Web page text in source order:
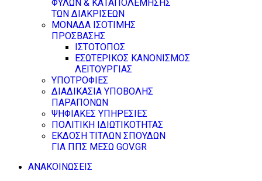
ΦΥΛΩΝ & ΚΑΤΑΠΟΛΕΜΗΣΗΣ
ΤΩΝ ΔΙΑΚΡΙΣΕΩΝ
ΜΟΝΑΔΑ ΙΣΟΤΙΜΗΣ
ΠΡΟΣΒΑΣΗΣ
ΙΣΤΟΤΟΠΟΣ
ΕΣΩΤΕΡΙΚΟΣ ΚΑΝΟΝΙΣΜΟΣ
ΛΕΙΤΟΥΡΓΙΑΣ
ΥΠΟΤΡΟΦΙΕΣ
ΔΙΑΔΙΚΑΣΙΑ ΥΠΟΒΟΛΗΣ
ΠΑΡΑΠΟΝΩΝ
ΨΗΦΙΑΚΕΣ ΥΠΗΡΕΣΙΕΣ
ΠΟΛΙΤΙΚΗ ΙΔΙΩΤΙΚΟΤΗΤΑΣ
ΕΚΔΟΣΗ ΤΙΤΛΩΝ ΣΠΟΥΔΩΝ
ΓΙΑ ΠΠΣ ΜΕΣΩ GOV.GR
ΑΝΑΚΟΙΝΩΣΕΙΣ